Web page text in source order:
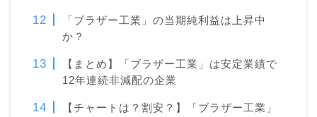
「ブラザー工業」の当期純利益は上昇中
か？
【まとめ】「ブラザー工業」は安定業績で
12年連続非減配の企業
【チャートは？割安？】「ブラザー工業」